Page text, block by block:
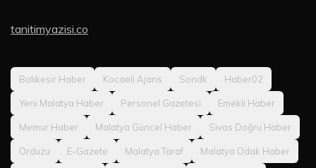
tanitimyazisi.co
Balıkesir Haber Kocaeli Ajans Sondk Haber02
Yeni Malatya Haber Personel Gazetesi Emekli Haber
Memur Haber Malatya Güncel Haber Sivas Doğru Haber
Orduzu E-Gazete Malatya Taraf Malatya Odak Haber